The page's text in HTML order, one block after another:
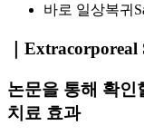
바로 일상복귀
｜Extracorporeal
논문을 통해 확인
치료 효과